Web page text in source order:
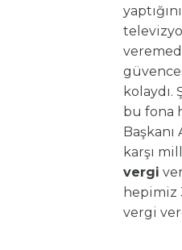
bu fona
karşı
vergi
hepimiz
vergi